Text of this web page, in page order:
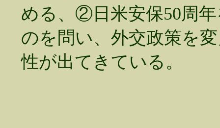
める、②日米安保50周
のを問い、外交政策を
性が出てきている。